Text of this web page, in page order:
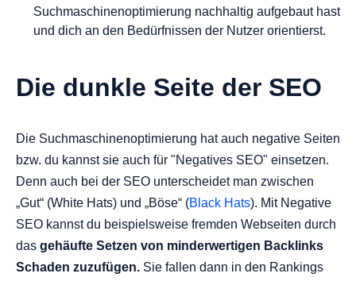
Suchmaschinenoptimierung nachhaltig aufgebaut hast
und dich an den Bedürfnissen der Nutzer orientierst.
Die dunkle Seite der SEO
Die Suchmaschinenoptimierung hat auch negative Seiten
bzw. du kannst sie auch für "Negatives SEO" einsetzen.
Denn auch bei der SEO unterscheidet man zwischen
„Gut“ (White Hats) und „Böse“ (Black Hats). Mit Negative
SEO kannst du beispielsweise fremden Webseiten durch
das gehäufte Setzen von minderwertigen Backlinks
Schaden zuzufügen. Sie fallen dann in den Rankings